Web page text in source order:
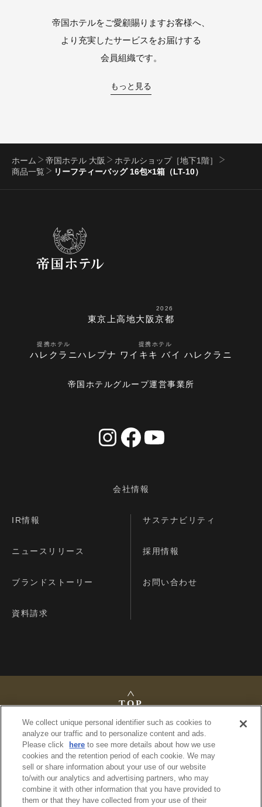
帝国ホテルをご愛顧賜りますお客様へ、
より充実したサービスをお届けする
会員組織です。
もっと見る
ホーム 帝国ホテル 大阪
ホテルショップ［地下1階］
商品一覧
リーフティーバッグ 16包×1箱（LT-10）
東京 上高地大阪
2026
京都
提携ホテル
ハレクラニ
提携ホテル
ハレプナ ワイキキ バイ ハレクラニ
帝国ホテルグループ運営事業所
会社情報
IR情報 サステナビリティ
ニュースリリース 採用情報
ブランドストーリー お問い合わせ
資料請求
TOP
法定公告
プライバシーポリシー
利用規約
サイトマップ
We collect unique personal identifier such as cookies to
analyze our traffic and to personalize content and ads.
Please click
here to see more details about how we use
cookies and the retention period of each cookie. We may
sell or share information about your use of our website
to/with our analytics and advertising partners, who may
combine it with other information that you have provided to
them or that they have collected from your use of their